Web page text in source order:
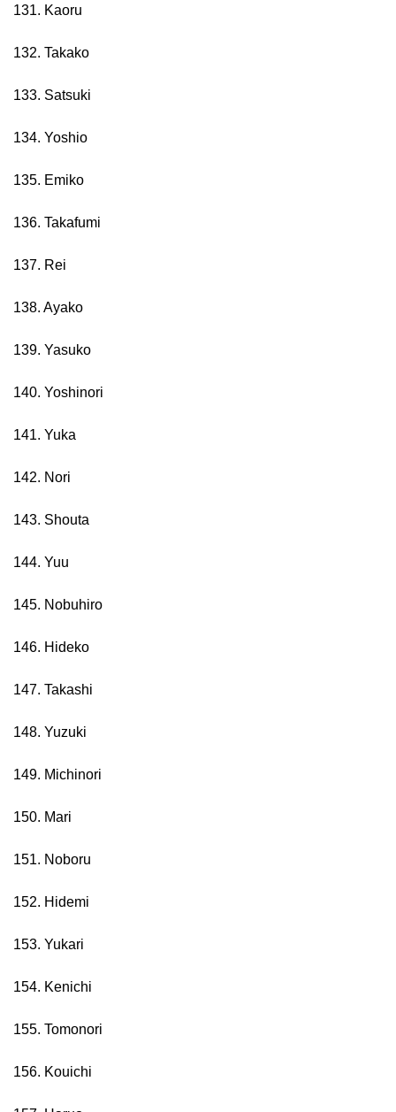
131. Kaoru
132. Takako
133. Satsuki
134. Yoshio
135. Emiko
136. Takafumi
137. Rei
138. Ayako
139. Yasuko
140. Yoshinori
141. Yuka
142. Nori
143. Shouta
144. Yuu
145. Nobuhiro
146. Hideko
147. Takashi
148. Yuzuki
149. Michinori
150. Mari
151. Noboru
152. Hidemi
153. Yukari
154. Kenichi
155. Tomonori
156. Kouichi